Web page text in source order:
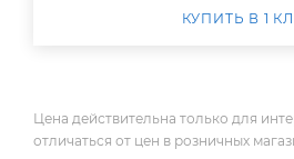
КУПИТЬ В 1
Цена действительна только для
отличаться от цен в розничных